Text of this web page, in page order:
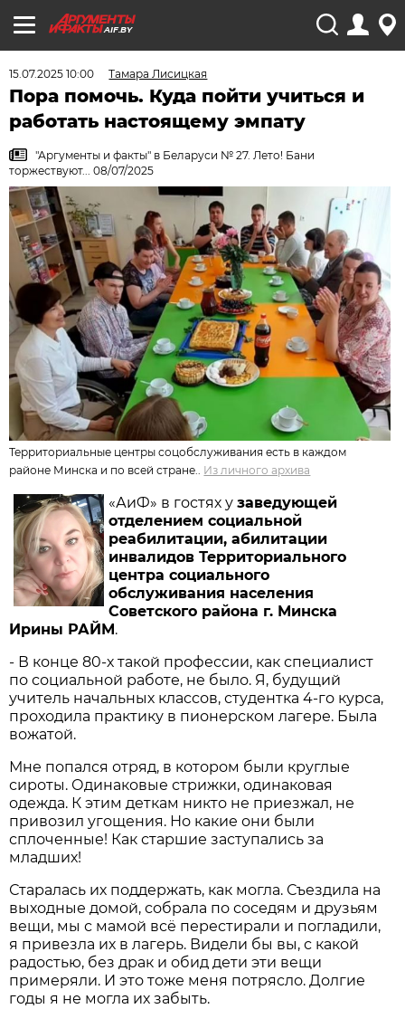
AIF.BY
15.07.2025 10:00 Тамара Лисицкая
Пора помочь. Куда пойти учиться и
работать настоящему эмпату
"Аргументы и факты" в Беларуси № 27. Лето! Бани
торжествуют... 08/07/2025
Территориальные центры соцобслуживания есть в каждом
районе Минска и по всей стране.. Из личного архива
«АиФ» в гостях узаведующей
отделением социальной
реабилитации, абилитации
инвалидов Территориального
центра социального
обслуживания населения
Советского района г. Минска
Ирины РАЙМ .
- В конце 80-х такой профессии, как специалист
по социальной работе, не было. Я, будущий
учитель начальных классов, студентка 4-го курса,
проходила практику в пионерском лагере. Была
вожатой.
Мне попался отряд, в котором были круглые
сироты. Одинаковые стрижки, одинаковая
одежда. К этим деткам никто не приезжал, не
привозил угощения. Но какие они были
сплоченные! Как старшие заступались за
младших!
Старалась их поддержать, как могла. Съездила на
выходные домой, собрала по соседям и друзьям
вещи, мы с мамой всё перестирали и погладили,
я привезла их в лагерь. Видели бы вы, с какой
радостью, без драк и обид дети эти вещи
примеряли. И это тоже меня потрясло. Долгие
годы я не могла их забыть.